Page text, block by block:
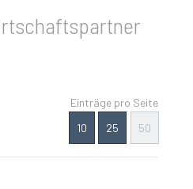
Einträge pro Seite
10
25 50